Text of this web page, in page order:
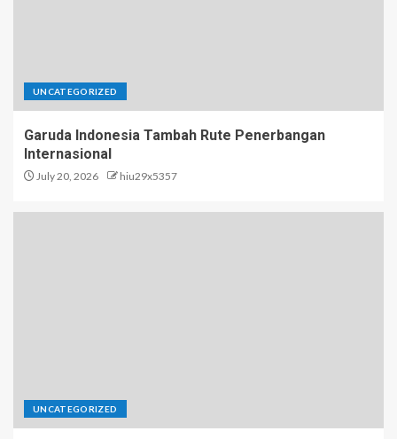
UNCATEGORIZED
Garuda Indonesia Tambah Rute Penerbangan
Internasional
July 20, 2026 hiu29x5357
UNCATEGORIZED